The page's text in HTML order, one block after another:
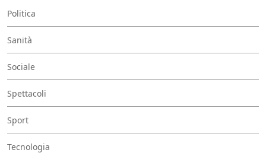
Politica
Sanità
Sociale
Spettacoli
Sport
Tecnologia